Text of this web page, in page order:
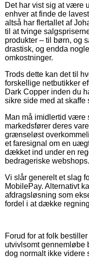
Det har vist sig at være
enhver at finde de
altså har flertallet af
til at tvinge
produkter – til børn, og
drastisk, og endda
omkostninger.
Trods dette kan det til
forskellige netbutikker
Dark Copper inden du
sikre side med at skaffe
Man må imidlertid være
markedsfører deres
grænseløst
et faresignal om en
dækket ind under en
bedrageriske webshops.
Vi slår generelt et slag
MobilePay. Alternativt
afdragsløsning som
fordel i at dække
Forud for at folk
utvivlsomt gennemløbe
dog normalt ikke videre